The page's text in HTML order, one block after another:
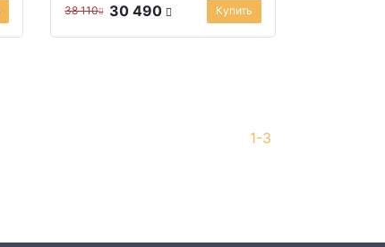
38 110 30 490 Купить
1-3